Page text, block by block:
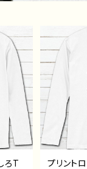
ろT
プリント